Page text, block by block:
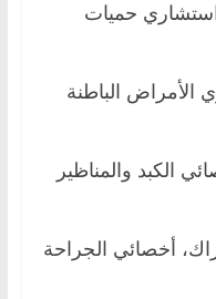
حميات
الأمراض الباطنة
الكبد والمناظير
أخصائي الجراحة